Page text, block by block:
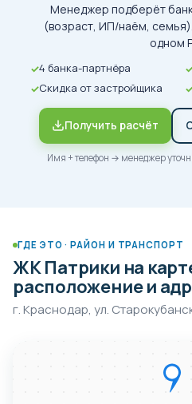
Менеджер подберёт
(возраст, ИП/наём,
одном
4 банка-партнёра
Скидка от застройщика
Получить расчёт
Имя + телефон → менеджер
ГДЕ ЭТО · РАЙОН И ТРАНСПОРТ
ЖК Патрики на
расположение и
г. Краснодар, ул.